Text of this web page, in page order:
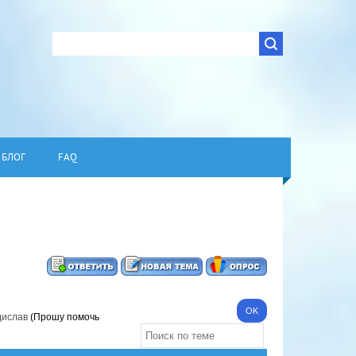
БЛОГ FAQ
(Прошу помочь